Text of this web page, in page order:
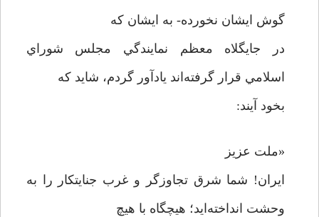
گوش ايشان نخورده- به ايشان كه
در جايگلاه معظم نمايندگي مجلس شوراي
اسلامي قرار گرفته‌اند يادآور گردم، شايد كه
بخود آيند:
«ملت عزيز
ايران! شما شرق تجاوزگر و غرب جنايتكار را به
وحشت انداخته‌ايد؛ هيچگاه با هيچ